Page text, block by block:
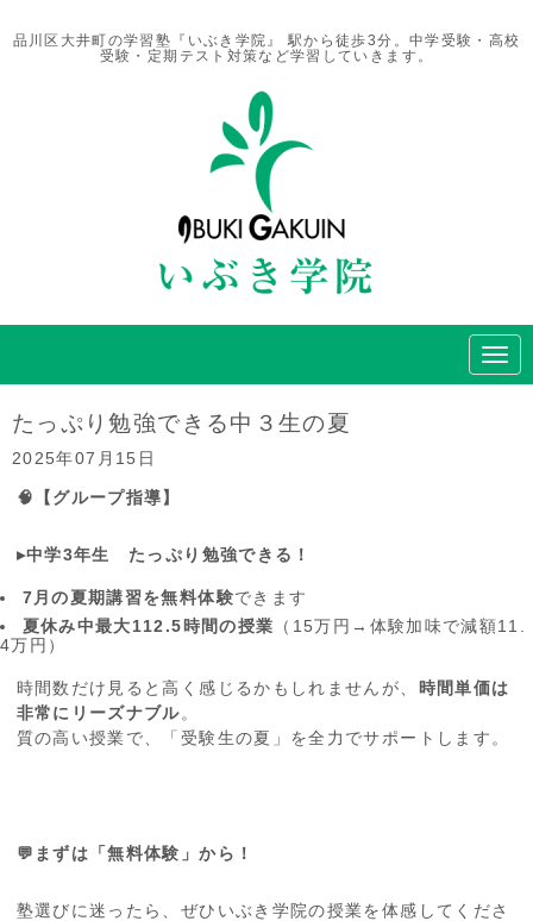
品川区大井町の学習塾『いぶき学院』 駅から徒歩3分。中学受験・高校
受験・定期テスト対策など学習していきます。
N
a
たっぷり勉強できる中３生の夏
2025年07月15日
🧠【グループ指導】
▸中学3年生 たっぷり勉強できる！
7月の夏期講習を無料体験できます
夏休み中最大112.5時間の授業 （15万円→体験加味で減額11.
4万円）
時間数だけ見ると高く感じるかもしれませんが、 時間単価は
非常にリーズナブル。
質の高い授業で、「受験生の夏」を全力でサポートします。
💬まずは「無料体験」から！
塾選びに迷ったら、ぜひいぶき学院の授業を体感してくださ